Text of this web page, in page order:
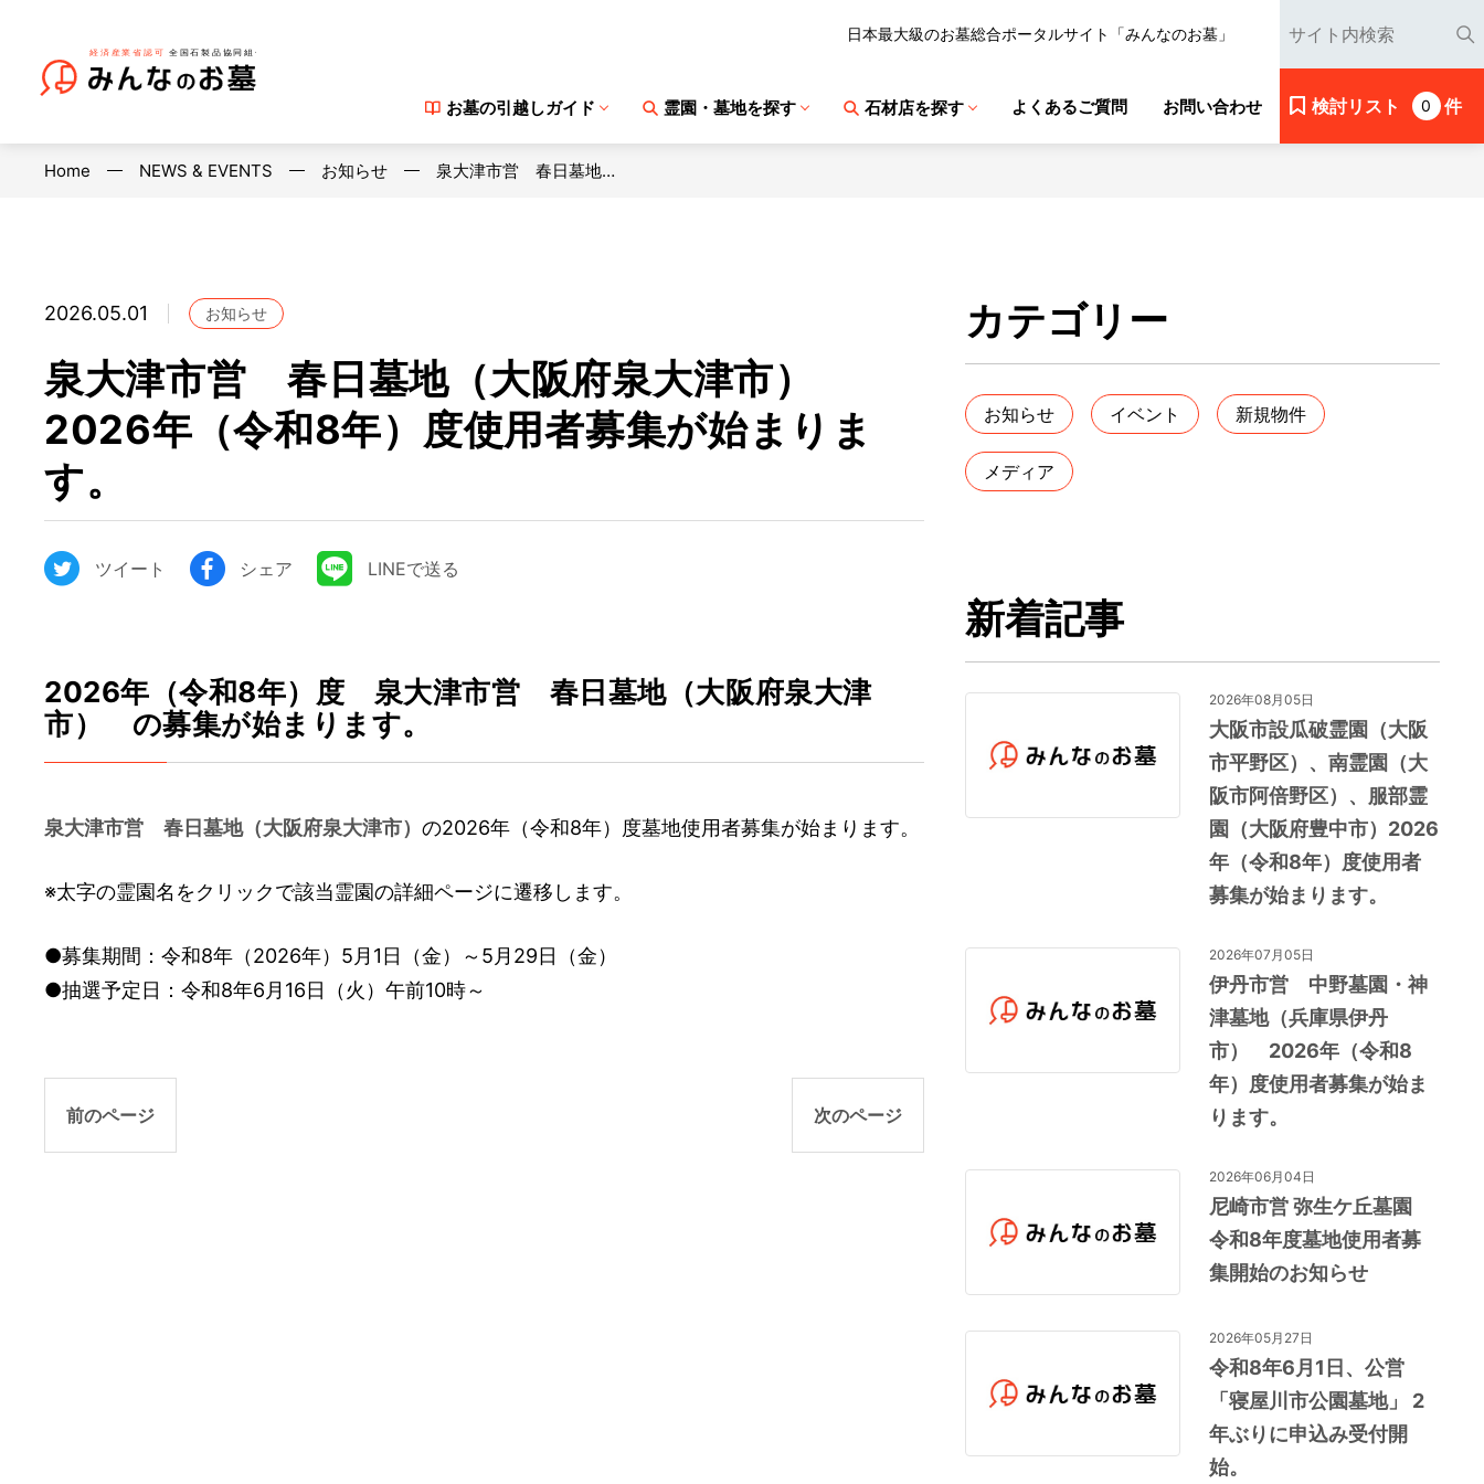
日本最大級のお墓総合ポータルサイト「みんなのお墓」
お墓の引越しガイド 霊園・墓地を探す 石材店を探す よくあるご質問 お問い合わせ 検討リスト 0 件
Home NEWS & EVENTS お知らせ 泉大津市営 春日墓地…
2026.05.01 お知らせ
泉大津市営 春日墓地（大阪府泉大津市）
2026年（令和8年）度使用者募集が始まりま
す。
ツイート シェア LINEで送る
2026年（令和8年）度 泉大津市営 春日墓地（大阪府泉大津
市） の募集が始まります。
泉大津市営 春日墓地（大阪府泉大津市） の2026年（令和8年）度墓地使用者募集が始まります。
※太字の霊園名をクリックで該当霊園の詳細ページに遷移します。
●募集期間：令和8年（2026年）5月1日（金）～5月29日（金）
●抽選予定日：令和8年6月16日（火）午前10時～
前のページ 次のページ
カテゴリー
お知らせ イベント 新規物件
メディア
新着記事
2026年08月05日
大阪市設瓜破霊園（大阪
市平野区）、南霊園（大
阪市阿倍野区）、服部霊
園（大阪府豊中市）2026
年（令和8年）度使用者
募集が始まります。
2026年07月05日
伊丹市営 中野墓園・神
津墓地（兵庫県伊丹
市） 2026年（令和8
年）度使用者募集が始ま
ります。
2026年06月04日
尼崎市営 弥生ケ丘墓園
令和8年度墓地使用者募
集開始のお知らせ
2026年05月27日
令和8年6月1日、公営
「寝屋川市公園墓地」 2
年ぶりに申込み受付開
始。